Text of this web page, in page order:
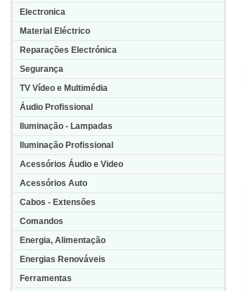
Electronica
Material Eléctrico
Reparações Electrónica
Segurança
TV Vídeo e Multimédia
Áudio Profissional
Iluminação - Lampadas
Iluminação Profissional
Acessórios Áudio e Video
Acessórios Auto
Cabos - Extensões
Comandos
Energia, Alimentação
Energias Renováveis
Ferramentas